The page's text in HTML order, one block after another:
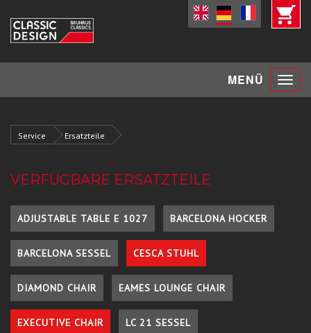
MENÜ Toggle
Service Ersatzteile
VERFÜGBARE ERSATZTEILE
ADJUSTABLE TABLE E 1027 BARCELONA HOCKER
BARCELONA SESSEL CESCA STUHL
DIAMOND CHAIR EAMES LOUNGE CHAIR
EXECUTIVE CHAIR LC 21 SESSEL